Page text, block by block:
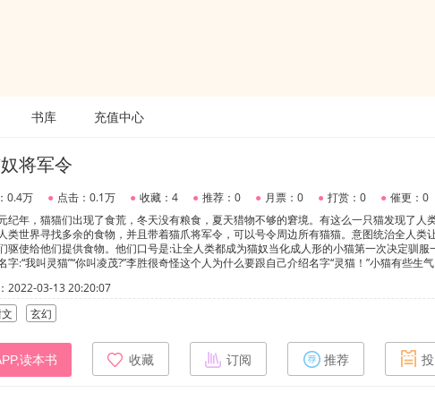
书库 充值中心
将军令
0.4万 ● 点击：0.1万 ● 收藏：4 ● 推荐：0 ● 月票：0 ● 打赏：0 ● 催更：0
纪年，猫猫们出现了食荒，冬天没有粮食，夏天猎物不够的窘境。有这么一只猫发现了人
类世界寻找多余的食物，并且带着猫爪将军令，可以号令周边所有猫猫。意图统治全人类
驱使给他们提供食物。他们口号是:让全人类都成为猫奴当化成人形的小猫第一次决定驯服
字:“我叫灵猫”“你叫凌茂?”李胜很奇怪这个人为什么要跟自己介绍名字“灵猫！”小猫有些生
人这么可爱，若是平常人这样肯定会认为是疯子吧“喵！人类果然是最笨的生物！”灵猫狠狠
2022-03-13 20:20:07
玄幻
读本书 收藏 订阅 推荐